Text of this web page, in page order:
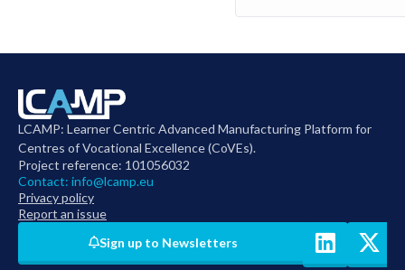
LCAMP: Learner Centric Advanced Manufacturing Platform for
Centres of Vocational Excellence (CoVEs).
Project reference: 101056032
Contact: info@lcamp.eu
Privacy policy
Report an issue
Sign up to Newsletters